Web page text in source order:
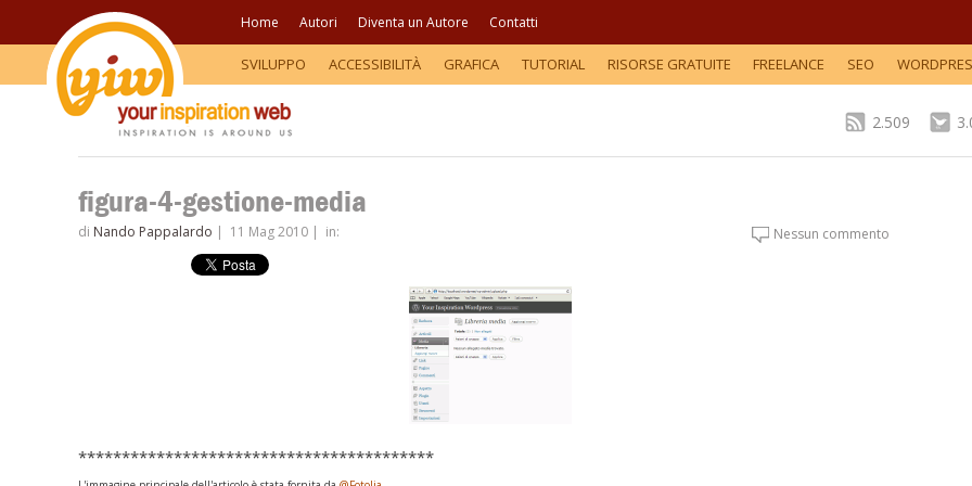
Home Autori Diventa un Autore Contatti
SVILUPPO ACCESSIBILITÀ GRAFICA TUTORIAL RISORSE GRATUITE FREELANCE SEO
2.509
figura-4-gestione-media
di Nando Pappalardo | 11 Mag 2010 | in: Nessun commento
*****************************************